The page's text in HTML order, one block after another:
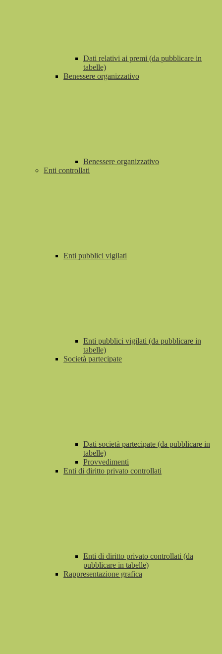
Dati relativi ai premi (da pubblicare in
tabelle)
Benessere organizzativo
Benessere organizzativo
Enti controllati
Enti pubblici vigilati
Enti pubblici vigilati (da pubblicare in
tabelle)
Società partecipate
Dati società partecipate (da pubblicare in
tabelle)
Provvedimenti
Enti di diritto privato controllati
Enti di diritto privato controllati (da
pubblicare in tabelle)
Rappresentazione grafica